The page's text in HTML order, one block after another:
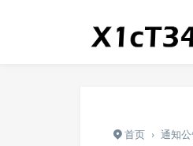
首页 › 通知